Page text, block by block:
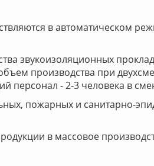
в автоматическом
звукоизоляционных
производства при
персонал - 2-3 человека в
пожарных и санитарно-
в массовое